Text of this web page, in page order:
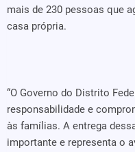
mais de 230 pessoas que
casa própria.
“O Governo do Distrito
responsabilidade e
às famílias. A entrega
importante e representa o